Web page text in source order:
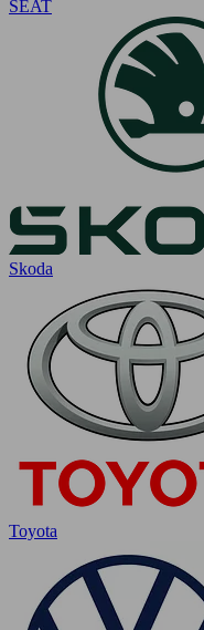
SEAT
Skoda
Toyota